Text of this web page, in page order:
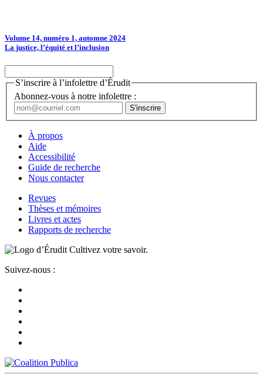
Volume 14, numéro 1, automne 2024
La justice, l’équité et l’inclusion
S’inscrire à l’infolettre d’Érudit
Abonnez-vous à notre infolettre :
À propos
Aide
Accessibilité
Guide de recherche
Nous contacter
Revues
Thèses et mémoires
Livres et actes
Rapports de recherche
Cultivez votre savoir.
Suivez-nous :